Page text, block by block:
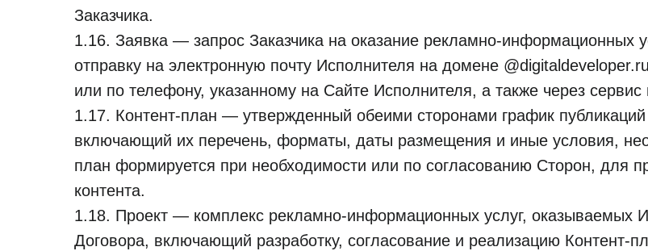
Заказчика.
1.16. Заявка — запрос Заказчика на оказание рекламно-информационных
отправку на электронную почту Исполнителя на домене
или по телефону, указанному на Сайте Исполнителя, а также через
1.17. Контент-план — утвержденный обеими сторонами график
включающий их перечень, форматы, даты размещения и иные условия,
план формируется при необходимости или по согласованию Сторон, для
контента.
1.18. Проект — комплекс рекламно-информационных услуг, оказываемых
Договора, включающий разработку, согласование и реализацию Контент-